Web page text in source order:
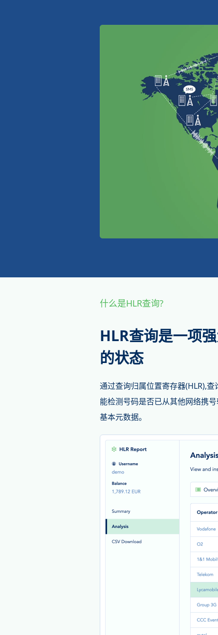
什么是HLR查询?
HLR查询是一项
的状态
通过查询归属位置寄存器(HLR),
能检测号码是否已从其他网络携
基本元数据。